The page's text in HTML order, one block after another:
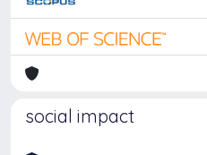
social impact